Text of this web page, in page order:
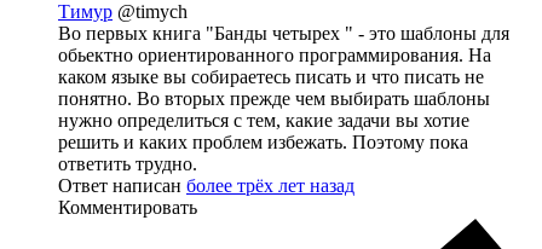
Тимур @timych
Во первых книга "Банды четырех " - это шаблоны для
обьектно ориентированного программирования. На
каком языке вы собираетесь писать и что писать не
понятно. Во вторых прежде чем выбирать шаблоны
нужно определиться с тем, какие задачи вы хотие
решить и каких проблем избежать. Поэтому пока
ответить трудно.
Ответ написан более трёх лет назад
Комментировать